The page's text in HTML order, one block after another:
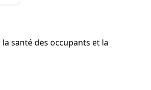
santé des occupants et la